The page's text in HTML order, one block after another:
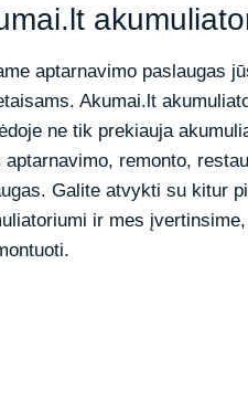
aptarnavimo paslaugas
Akumai.lt
ne tik prekiauja
aptarnavimo, remonto,
Galite atvykti su kitur
ir mes